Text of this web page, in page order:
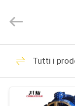
CASA
PRODOTTI
©
All
TCI
Tutti i